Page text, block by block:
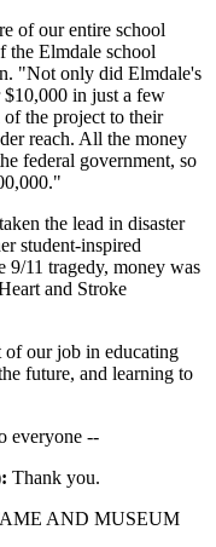
of our entire school
the Elmdale school
"Not only did Elmdale's
$10,000 in just a few
the project to their
reach. All the money
federal government, so
the lead in disaster
student-inspired
9/11 tragedy, money was
and Stroke
our job in educating
future, and learning to
everyone --
Thank you.
AND MUSEUM